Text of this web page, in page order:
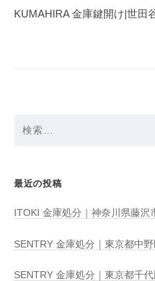
ゲ
KUMAHIRA 金庫鍵開け|世田
最近の投稿
ITOKI 金庫処分｜神奈川県藤沢
SENTRY 金庫処分｜東京都中野
SENTRY 金庫処分｜東京都千代